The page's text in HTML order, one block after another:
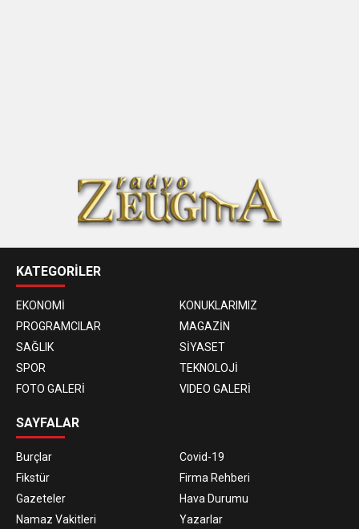
KATEGORİLER
EKONOMİ
KONUKLARIMIZ
PROGRAMCILAR
MAGAZİN
SAĞLIK
SİYASET
SPOR
TEKNOLOJİ
FOTO GALERİ
VIDEO GALERİ
SAYFALAR
Burçlar
Covid-19
Fikstür
Firma Rehberi
Gazeteler
Hava Durumu
Namaz Vakitleri
Yazarlar